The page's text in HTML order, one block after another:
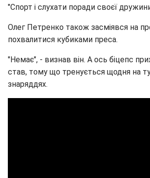
"Спорт і слухати поради своєї
Олег Петренко також засміявся на
похвалитися кубиками преса.
"Немає", - визнав він. А ось біцепс
став, тому що тренується щодня на
знаряддях.